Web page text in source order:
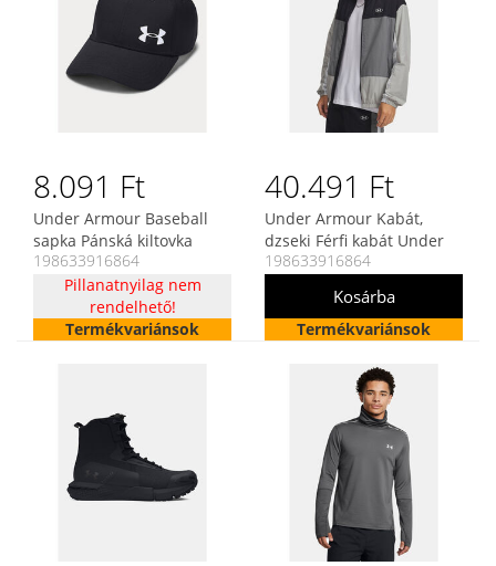
Termékvariánsok
8.091 Ft
Under Armour Baseball
sapka Pánská kiltovka
Under Armour Men\'s Golf
Headline Cap 3.0
198633916864
Pillanatnyilag nem
rendelhető!
Termékvariánsok
40.491 Ft
Under Armour Kabát,
dzseki Férfi kabát Under
Armour UA Icon Woven
198633916864